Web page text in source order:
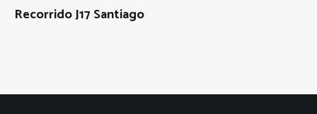
Recorrido J17 Santiago